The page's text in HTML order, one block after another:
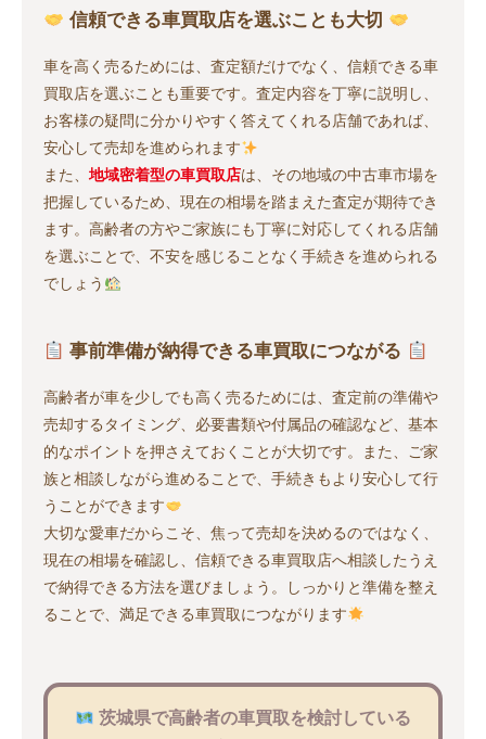
信頼できる車買取店を選ぶことも大切
車を高く売るためには、査定額だけでなく、信頼できる車
買取店を選ぶことも重要です。査定内容を丁寧に説明し、
お客様の疑問に分かりやすく答えてくれる店舗であれば、
安心して売却を進められます
また、 地域密着型の車買取店は、その地域の中古車市場を
把握しているため、現在の相場を踏まえた査定が期待でき
ます。高齢者の方やご家族にも丁寧に対応してくれる店舗
を選ぶことで、不安を感じることなく手続きを進められる
でしょう
事前準備が納得できる車買取につながる
高齢者が車を少しでも高く売るためには、査定前の準備や
売却するタイミング、必要書類や付属品の確認など、基本
的なポイントを押さえておくことが大切です。また、ご家
族と相談しながら進めることで、手続きもより安心して行
うことができます
大切な愛車だからこそ、焦って売却を決めるのではなく、
現在の相場を確認し、信頼できる車買取店へ相談したうえ
で納得できる方法を選びましょう。しっかりと準備を整え
ることで、満足できる車買取につながります
茨城県で高齢者の車買取を検討している